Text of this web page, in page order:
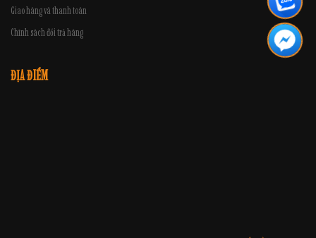
Giao hàng và thanh toán
Chính sách đổi trả hàng
ĐỊA ĐIỂM